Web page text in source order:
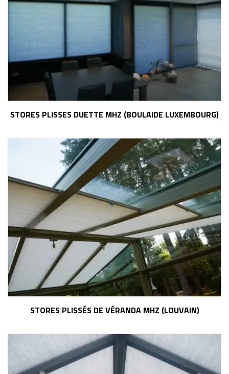
STORES PLISSES DUETTE MHZ (BOULAIDE LUXEMBOURG)
STORES PLISSÉS DE VÉRANDA MHZ (LOUVAIN)